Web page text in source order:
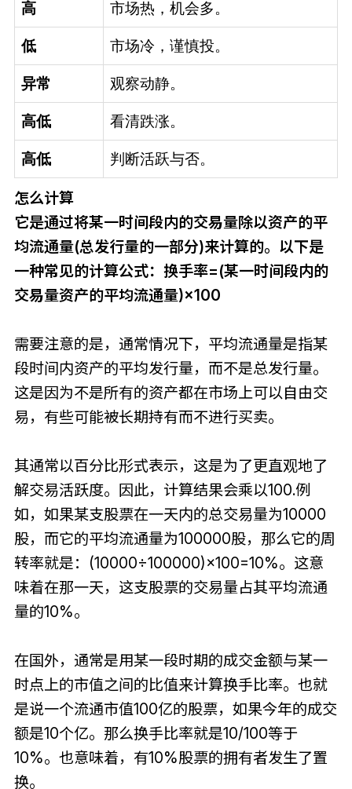
高 市场热，机会多。
低 市场冷，谨慎投。
异常 观察动静。
高低 看清跌涨。
高低 判断活跃与否。
怎么计算
它是通过将某一时间段内的交易量除以资产的平
均流通量(总发行量的一部分)来计算的。以下是
一种常见的计算公式：换手率=(某一时间段内的
交易量资产的平均流通量)×100
需要注意的是，通常情况下，平均流通量是指某
段时间内资产的平均发行量，而不是总发行量。
这是因为不是所有的资产都在市场上可以自由交
易，有些可能被长期持有而不进行买卖。
其通常以百分比形式表示，这是为了更直观地了
解交易活跃度。因此，计算结果会乘以100.例
如，如果某支股票在一天内的总交易量为10000
股，而它的平均流通量为100000股，那么它的周
转率就是：(10000÷100000)×100=10%。这意
味着在那一天，这支股票的交易量占其平均流通
量的10%。
在国外，通常是用某一段时期的成交金额与某一
时点上的市值之间的比值来计算换手比率。也就
是说一个流通市值100亿的股票，如果今年的成交
额是10个亿。那么换手比率就是10/100等于
10%。也意味着，有10%股票的拥有者发生了置
换。